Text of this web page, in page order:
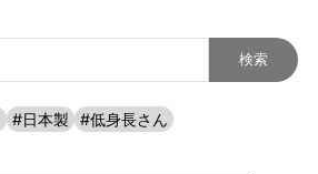
#日本製
#低身長さん